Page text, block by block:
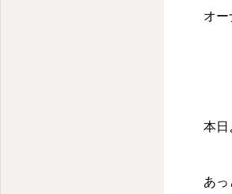
オー
本日
あっ